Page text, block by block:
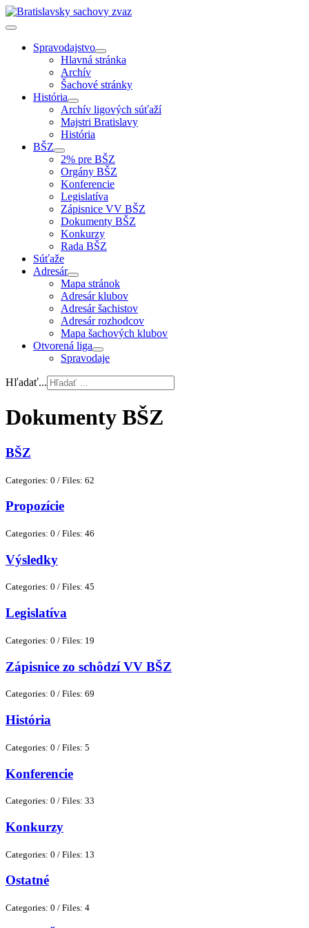
Spravodajstvo
Hlavná stránka
Archív
Šachové stránky
História
Archív ligových súťaží
Majstri Bratislavy
História
BŠZ
2% pre BŠZ
Orgány BŠZ
Konferencie
Legislatíva
Zápisnice VV BŠZ
Dokumenty BŠZ
Konkurzy
Rada BŠZ
Súťaže
Adresár
Mapa stránok
Adresár klubov
Adresár šachistov
Adresár rozhodcov
Mapa šachových klubov
Otvorená liga
Spravodaje
Hľadať...
Dokumenty BŠZ
BŠZ
Categories: 0 / Files: 62
Propozície
Categories: 0 / Files: 46
Výsledky
Categories: 0 / Files: 45
Legislatíva
Categories: 0 / Files: 19
Zápisnice zo schôdzí VV BŠZ
Categories: 0 / Files: 69
História
Categories: 0 / Files: 5
Konferencie
Categories: 0 / Files: 33
Konkurzy
Categories: 0 / Files: 13
Ostatné
Categories: 0 / Files: 4